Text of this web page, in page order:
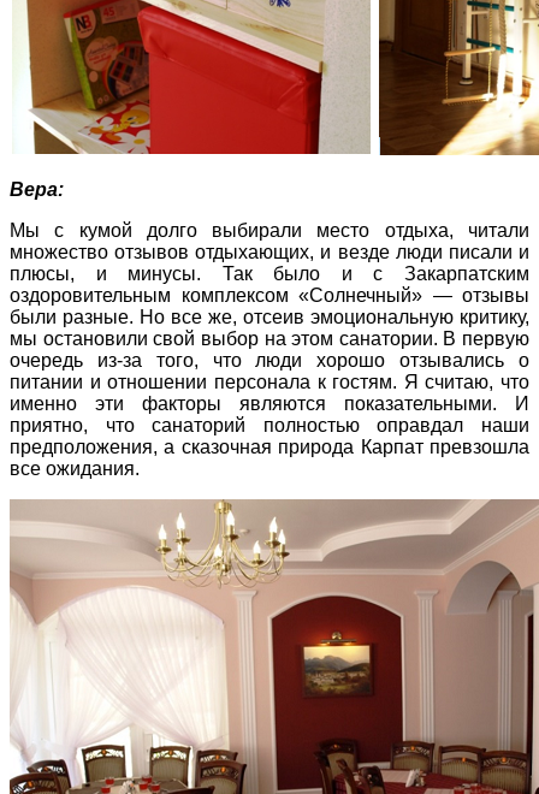
Вера:
Мы с кумой долго выбирали место отдыха, читали
множество отзывов отдыхающих, и везде люди писали и
плюсы, и минусы. Так было и с Закарпатским
оздоровительным комплексом «Солнечный» — отзывы
были разные. Но все же, отсеив эмоциональную критику,
мы остановили свой выбор на этом санатории. В первую
очередь из-за того, что люди хорошо отзывались о
питании и отношении персонала к гостям. Я считаю, что
именно эти факторы являются показательными. И
приятно, что санаторий полностью оправдал наши
предположения, а сказочная природа Карпат превзошла
все ожидания.